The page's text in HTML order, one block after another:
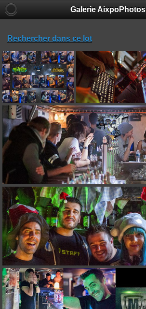
Galerie AixpoPhotos
Rechercher dans ce lot